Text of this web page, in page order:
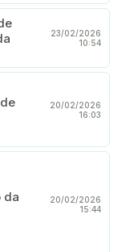
23/02/2026
10:54
20/02/2026
16:03
da
20/02/2026
15:44